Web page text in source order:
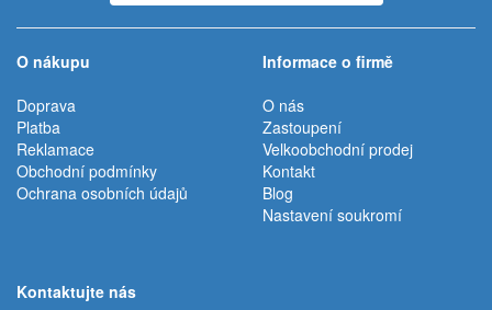
O nákupu
Doprava
Platba
Reklamace
Obchodní podmínky
Ochrana osobních údajů
Informace o firmě
O nás
Zastoupení
Velkoobchodní prodej
Kontakt
Blog
Nastavení soukromí
Kontaktujte nás